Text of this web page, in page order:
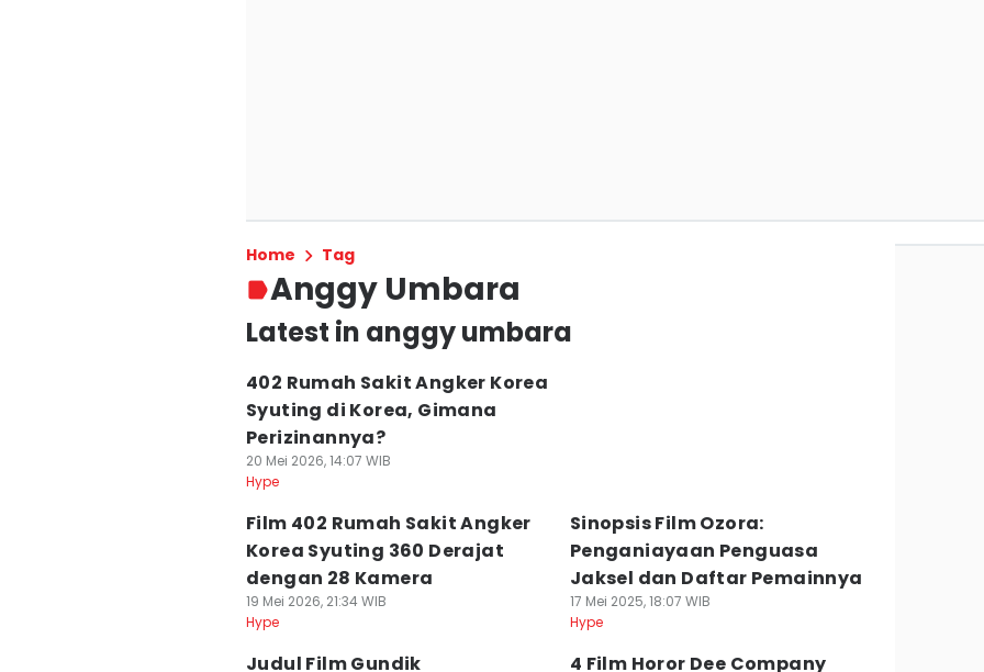
Home Tag
Anggy Umbara
Latest in anggy umbara
402 Rumah Sakit Angker Korea
Syuting di Korea, Gimana
Perizinannya?
20 Mei 2026, 14:07 WIB
Hype
Film 402 Rumah Sakit Angker
Korea Syuting 360 Derajat
dengan 28 Kamera
19 Mei 2026, 21:34 WIB
Hype
Sinopsis Film Ozora:
Penganiayaan Penguasa
Jaksel dan Daftar Pemainnya
17 Mei 2025, 18:07 WIB
Hype
Judul Film Gundik
4 Film Horor Dee Company